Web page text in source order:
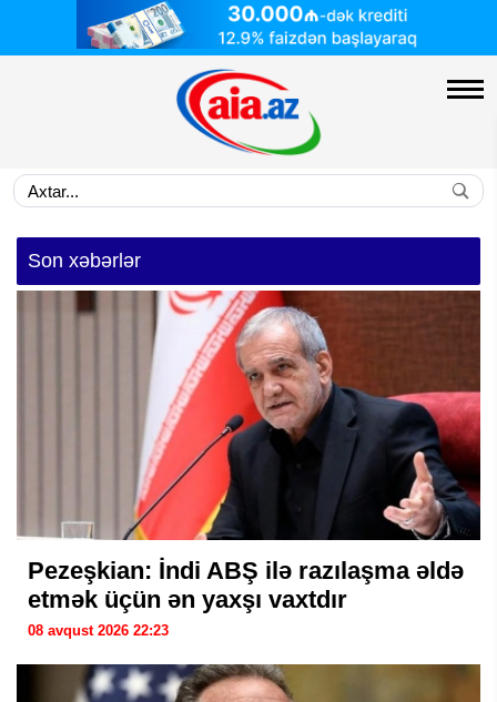
Son xəbərlər
Pezeşkian: İndi ABŞ ilə razılaşma əldə
etmək üçün ən yaxşı vaxtdır
08 avqust 2026 22:23